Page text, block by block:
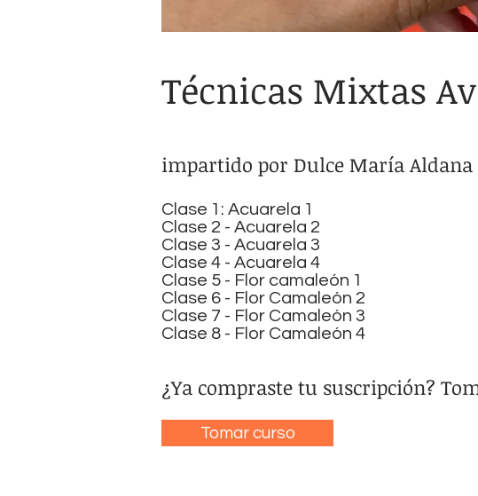
Técnicas Mixtas
impartido por Dulce María Aldana
Clase 1: Acuarela 1
Clase 2 - Acuarela 2
Clase 3 - Acuarela 3
Clase 4 - Acuarela 4
Clase 5 - Flor camaleón 1
Clase 6 - Flor Camaleón 2
Clase 7 - Flor Camaleón 3
Clase 8 - Flor Camaleón 4
¿Ya compraste tu suscripción?
Tomar curso